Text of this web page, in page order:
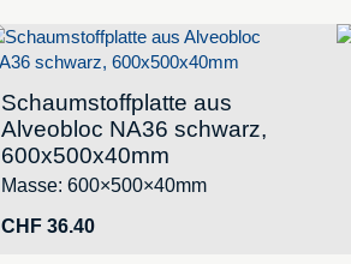
Schaumstoffplatte aus
Alveobloc NA36 schwarz,
600x500x40mm
Masse: 600×500×40mm
CHF36.40